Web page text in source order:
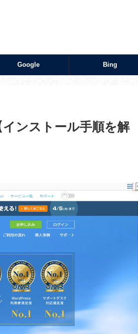
Google Bing
ンストール手順を解